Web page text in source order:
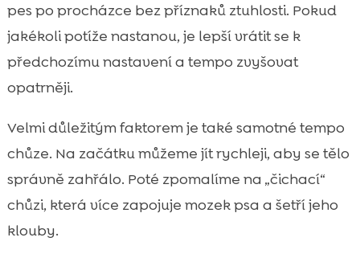
pes po procházce bez příznaků ztuhlosti. Pokud
jakékoli potíže nastanou, je lepší vrátit se k
předchozímu nastavení a tempo zvyšovat
opatrněji.
Velmi důležitým faktorem je také samotné tempo
chůze. Na začátku můžeme jít rychleji, aby se tělo
správně zahřálo. Poté zpomalíme na „čichací“
chůzi, která více zapojuje mozek psa a šetří jeho
klouby.